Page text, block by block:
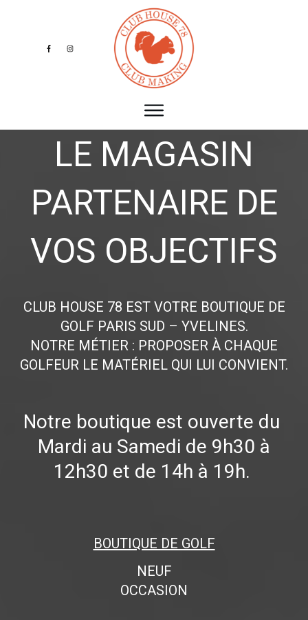
LE MAGASIN
PARTENAIRE DE
VOS OBJECTIFS
CLUB HOUSE 78 EST VOTRE BOUTIQUE DE
GOLF PARIS SUD – YVELINES.
NOTRE MÉTIER : PROPOSER À CHAQUE
GOLFEUR LE MATÉRIEL QUI LUI CONVIENT.
Notre boutique est ouverte du
Mardi au Samedi de 9h30 à
12h30 et de 14h à 19h.
BOUTIQUE DE GOLF
NEUF
OCCASION